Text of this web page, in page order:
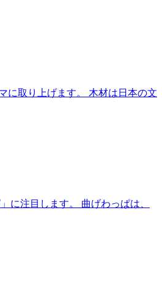
に取り上げます。 木材は日本の文
に注目します。 曲げわっぱは、